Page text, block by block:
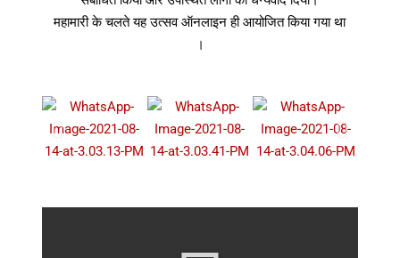
महामारी के चलते यह उत्सव ऑनलाइन ही आयोजित किया गया था
।